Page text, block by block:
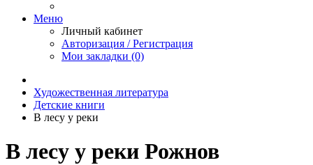
Меню
Личный кабинет
Авторизация / Регистрация
Мои закладки (0)
Художественная литература
Детские книги
В лесу у реки
В лесу у реки Рожнов